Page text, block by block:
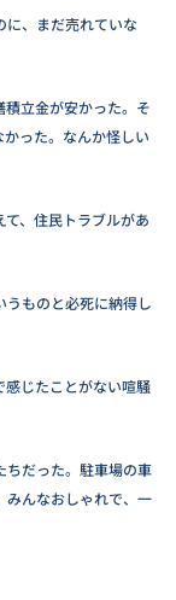
に、まだ売れていな
積立金が安かった。そ
った。なんか怪しい
、住民トラブルがあ
うものと必死に納得し
感じたことがない喧騒
ちだった。駐車場の車
みんなおしゃれで、一